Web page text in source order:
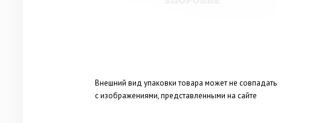
Внешний вид упаковки товара может не совпадать
с изображениями, представленными на сайте